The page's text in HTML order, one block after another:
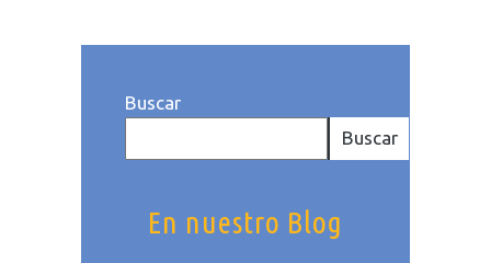
Buscar
Buscar
En nuestro Blog